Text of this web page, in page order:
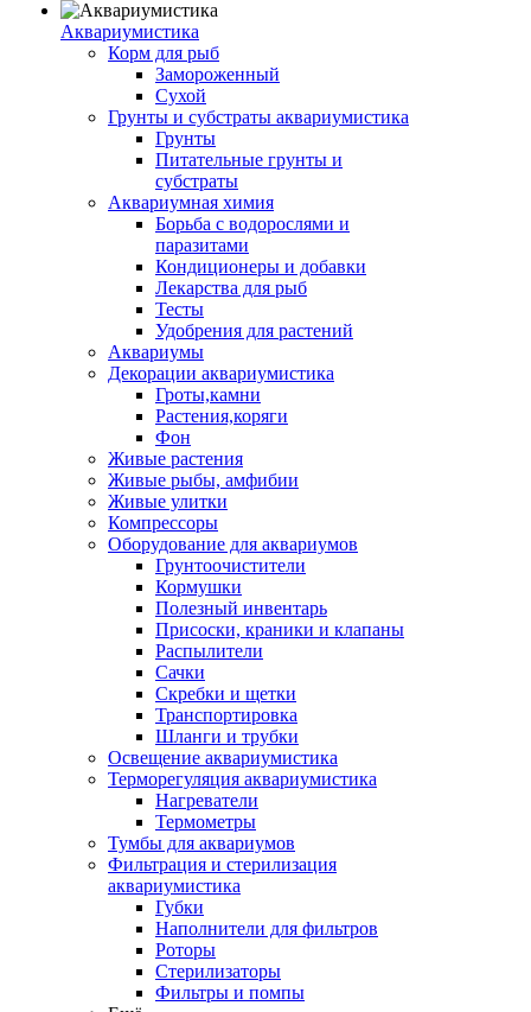
Аквариумистика
Корм для рыб
Замороженный
Сухой
Грунты и субстраты аквариумистика
Грунты
Питательные грунты и
субстраты
Аквариумная химия
Борьба с водорослями и
паразитами
Кондиционеры и добавки
Лекарства для рыб
Тесты
Удобрения для растений
Аквариумы
Декорации аквариумистика
Гроты,камни
Растения,коряги
Фон
Живые растения
Живые рыбы, амфибии
Живые улитки
Компрессоры
Оборудование для аквариумов
Грунтоочистители
Кормушки
Полезный инвентарь
Присоски, краники и клапаны
Распылители
Сачки
Скребки и щетки
Транспортировка
Шланги и трубки
Освещение аквариумистика
Терморегуляция аквариумистика
Нагреватели
Термометры
Тумбы для аквариумов
Фильтрация и стерилизация
аквариумистика
Губки
Наполнители для фильтров
Роторы
Стерилизаторы
Фильтры и помпы